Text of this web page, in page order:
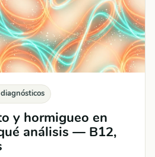
y hormigueo en
análisis — B12,